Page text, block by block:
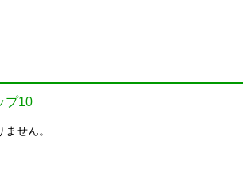
プ10
せん。